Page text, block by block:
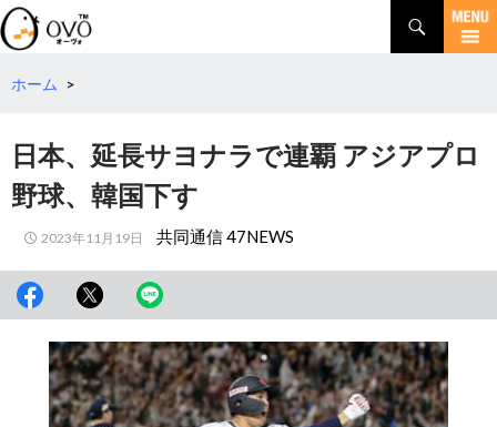
検
索
コ
テ
動
ホーム >
日本、延長サヨナラで連覇 アジアプロ
野球、韓国下す
2023年11月19日 共同通信 47NEWS